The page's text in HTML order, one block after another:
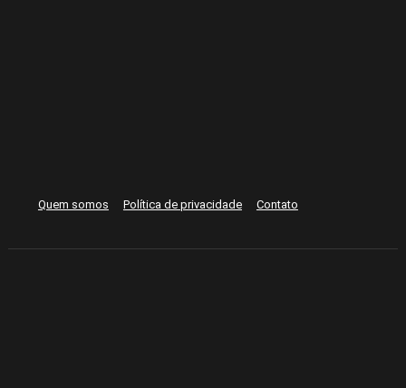
Quem somos Política de privacidade Contato